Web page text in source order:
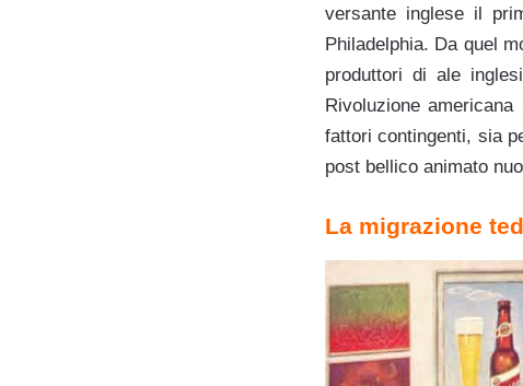
versante inglese il
Philadelphia. Da quel
produttori di ale
Rivoluzione
fattori contingenti, sia
post bellico animato
La migrazione